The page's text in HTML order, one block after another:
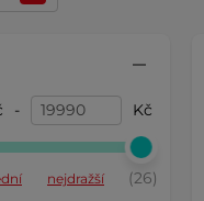
- Kč
nejdražší
(26)